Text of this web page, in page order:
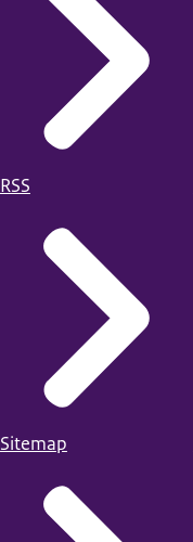
RSS
Sitemap